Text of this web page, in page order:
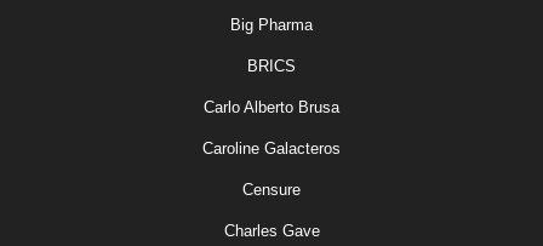
Big Pharma
BRICS
Carlo Alberto Brusa
Caroline Galacteros
Censure
Charles Gave